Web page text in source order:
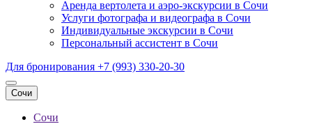
Аренда вертолета и аэро-экскурсии в Сочи
Услуги фотографа и видеографа в Сочи
Индивидуальные экскурсии в Сочи
Персональный ассистент в Сочи
Для бронирования +7 (993) 330-20-30
Сочи
Сочи